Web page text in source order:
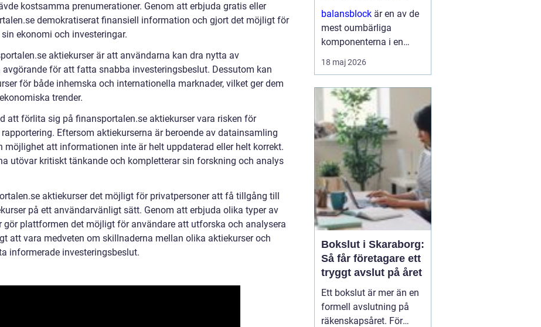
kostsamma prenumerationer. Genom att erbjuda gratis eller
demokratiserat finansiell information och gjort det möjligt för
ekonomi och investeringar.
aktiekurser är att användarna kan dra nytta av
för att fatta snabba investeringsbeslut. Dessutom kan
för både inhemska och internationella marknader, vilket ger dem
trender.
att förlita sig på finansportalen.se aktiekurser vara risken för
Eftersom aktiekurserna är beroende av datainsamling
möjlighet att informationen inte är helt uppdaterad eller helt korrekt.
utövar kritiskt tänkande och kompletterar sin forskning och analys
aktiekurser det möjligt för privatpersoner att få tillgång till
på ett användarvänligt sätt. Genom att erbjuda olika typer av
plattformen det möjligt för användare att utforska och analysera
att vara medveten om skillnaderna mellan olika aktiekurser och
informerade investeringsbeslut.
balansblock är en av de
mest oumbärliga
komponenterna i en
effektivt fungerande
verkstad. De underlättar
operatörerna, utan
maximerar också
produktionseffektivi...
18 maj 2026
Bokslut i Skaraborg:
Så får företagare ett
tryggt avslut på året
Ett bokslut är mer än en
formell avslutning på
räkenskapsåret. För